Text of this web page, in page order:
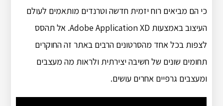
כי הם מביאים רוח יזמית חדשה וטרנדים מותאמים לעולם
העיצוב באמצעות Adobe Application XD. אל תהסס
לצפות בכל אחד מהסרטונים הרבים באתר זה החוקרים
תחומים שונים של חשיבה יצירתית ולראות מה מעצבים
ומעצבים גרפיים אחרים עושים.